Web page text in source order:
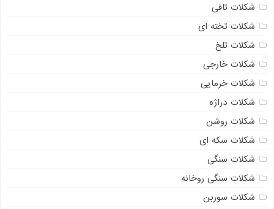
شکلات تافی
شکلات تخته ای
شکلات تلخ
شکلات خارجی
شکلات خرمایی
شکلات دراژه
شکلات روشن
شکلات سکه ای
شکلات سنگی
شکلات سنگی روخانه
شکلات سوربن